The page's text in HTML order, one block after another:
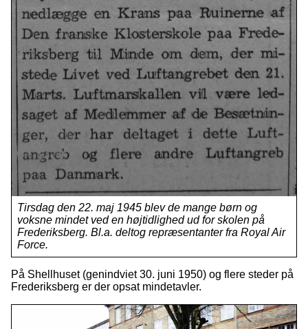
Tirsdag den 22. maj 1945 blev de mange børn og
voksne mindet ved en højtidlighed ud for skolen på
Frederiksberg. Bl.a. deltog repræsentanter fra Royal Air
Force.
På Shellhuset (genindviet 30. juni 1950) og flere steder på
Frederiksberg er der opsat mindetavler.